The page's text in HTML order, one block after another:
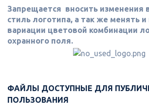
Запрещается вносить изменения
стиль логотипа, а так же менять и
вариации цветовой комбинации
охранного поля.
ФАЙЛЫ ДОСТУПНЫЕ ДЛЯ
ПОЛЬЗОВАНИЯ